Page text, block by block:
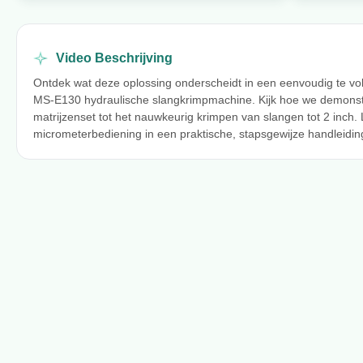
Video Beschrijving
Ontdek wat deze oplossing onderscheidt in een eenvoudig te
MS-E130 hydraulische slangkrimpmachine. Kijk hoe we
matrijzenset tot het nauwkeurig krimpen van slangen tot 2
micrometerbediening in een praktische, stapsgewijze